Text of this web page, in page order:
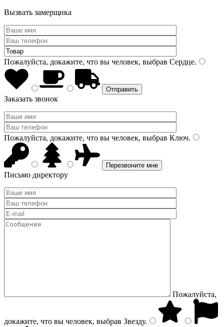
Вызвать замерщика
Пожалуйста, докажите, что вы человек, выбрав Сердце.
Заказать звонок
Пожалуйста, докажите, что вы человек, выбрав Ключ.
Письмо директору
Пожалуйста,
докажите, что вы человек, выбрав Звезду.